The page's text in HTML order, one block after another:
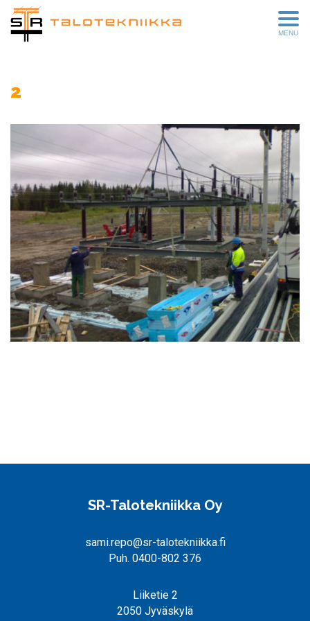
MENU
2
SR-Talotekniikka Oy
sami.repo@sr-talotekniikka.fi
Puh. 0400-802 376
Liiketie 2
2050 Jyväskylä